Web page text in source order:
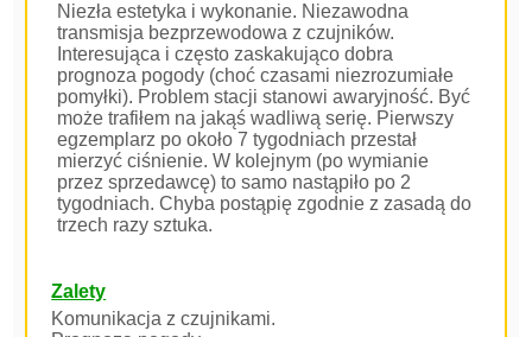
Niezła estetyka i wykonanie. Niezawodna
transmisja bezprzewodowa z czujników.
Interesująca i często zaskakująco dobra
prognoza pogody (choć czasami niezrozumiałe
pomyłki). Problem stacji stanowi awaryjność. Być
może trafiłem na jakąś wadliwą serię. Pierwszy
egzemplarz po około 7 tygodniach przestał
mierzyć ciśnienie. W kolejnym (po wymianie
przez sprzedawcę) to samo nastąpiło po 2
tygodniach. Chyba postąpię zgodnie z zasadą do
trzech razy sztuka.
Zalety
Komunikacja z czujnikami.